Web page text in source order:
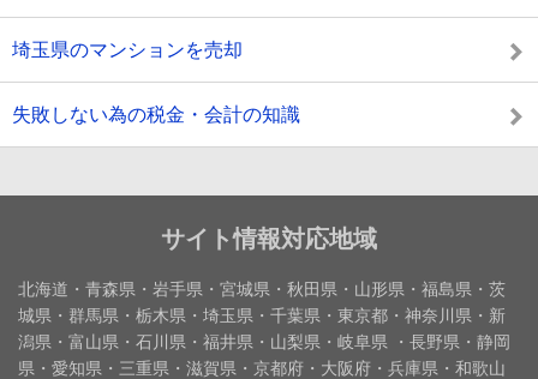
埼玉県のマンションを売却
失敗しない為の税金・会計の知識
サイト情報対応地域
北海道・青森県・岩手県・宮城県・秋田県・山形県・福島県・茨
城県・群馬県・栃木県・埼玉県・千葉県・東京都・神奈川県・新
潟県・富山県・石川県・福井県・山梨県・岐阜県 ・長野県・静岡
県・愛知県・三重県・滋賀県・京都府・大阪府・兵庫県・和歌山